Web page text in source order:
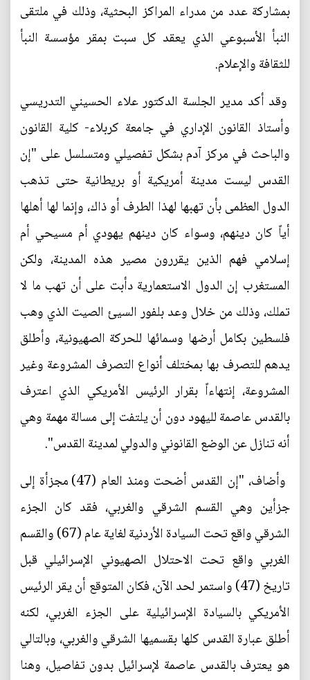
بمشاركة عدد من مدراء المراكز البحثية، وذلك في ملتقى
النبأ الأسبوعي الذي يعقد كل سبت بمقر مؤسسة النبأ
للثقافة والإعلام.
وقد أكد مدير الجلسة الدكتور علاء الحسيني التدريسي
وأستاذ القانون الإداري في جامعة كربلاء- كلية القانون
والباحث في مركز آدم بشكل تفصيلي ومتسلسل على "إن
القدس ليست مدينة أمريكية أو بريطانية حتى تذهب
الدول العظمى بأن تهبها لهذا الطرف أو ذاك، وإنما لها أهلها
أياً كان دينهم، وسواء كان دينهم يهودي أم مسيحي أم
إسلامي فهم الذين يقررون مصير هذه المدينة، ولكن
المستغرب إن الدول الاستعمارية دأبت على أن تهب ما لا
تملك، وذلك من خلال وعد بلفور السيئ الصيت الذي وهب
فلسطين بكامل أرضها وسمائها للحركة الصهيونية، وأطلق
يدهم للتصرف بها بمختلف أنواع التصرف المشروعة وغير
المشروعة، إنتهاءاً بقرار الرئيس الأمريكي الذي اعترف
بالقدس عاصمة لليهود دون أن يلتفت إلى مسالة مهمة وهي
أنه تنازل عن الوضع القانوني والدولي لمدينة القدس".
وأضاف، "إن القدس أضحت ومنذ العام (47) مجزأة إلى
جزأين وهي القسم الشرقي والغربي، فقد كان الجزء
الشرقي واقع تحت السيادة الأردنية لغاية عام (67) والقسم
الغربي واقع تحت الاحتلال الصهيوني الإسرائيلي قبل
تاريخ (47) واستمر لحد الآن، فكان المتوقع أن يقر الرئيس
الأمريكي بالسيادة الإسرائيلية على الجزء الغربي، لكنه
أطلق عبارة القدس كلها بقسميها الشرقي والغربي، وبالتالي
هو يعترف بالقدس عاصمة لإسرائيل بدون تفاصيل، وهنا